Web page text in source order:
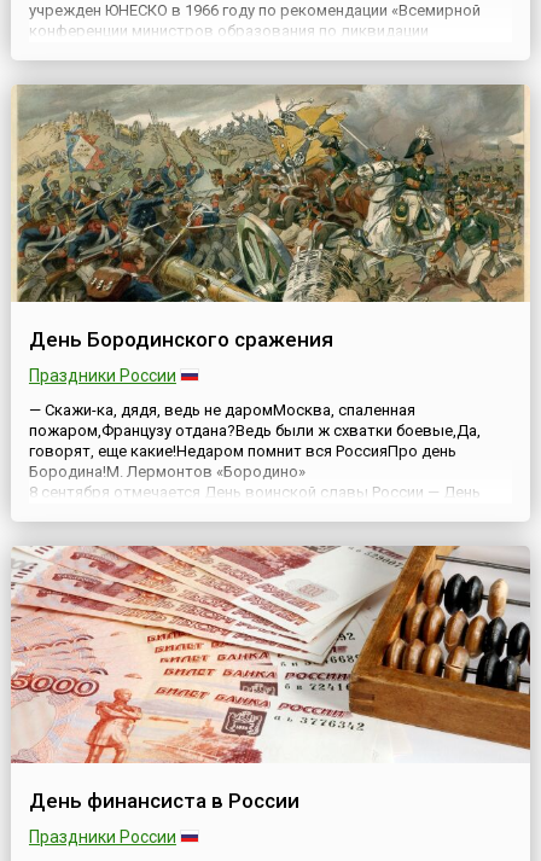
учрежден ЮНЕСКО в 1966 году по рекомендации «Всемирной
конференции министров образования по ликвидации
людей...
День Бородинского сражения
Праздники России
— Скажи-ка, дядя, ведь не даромМосква, спаленная
пожаром,Французу отдана?Ведь были ж схватки боевые,Да,
говорят, еще какие!Недаром помнит вся РоссияПро день
Бородина!М. Лермонтов «Бородино»
8 сентября отмечается День воинской славы России — День
Федеральным зако...
День финансиста в России
Праздники России